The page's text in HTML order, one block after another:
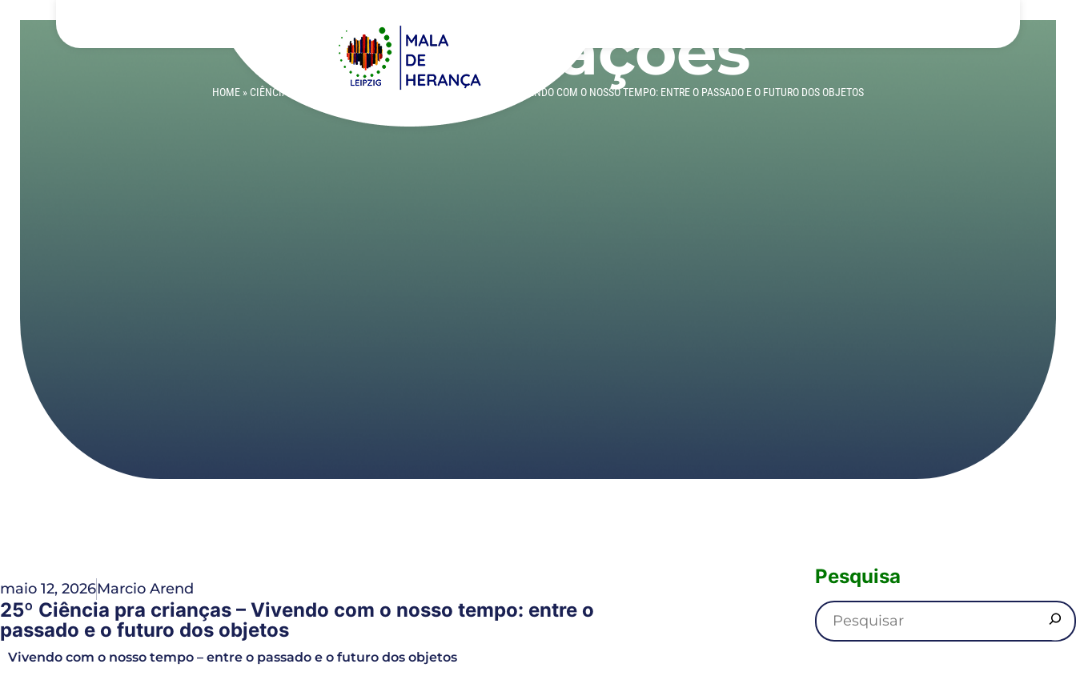
Atualizações
HOME » CIÊNCIA PARA CRIANÇAS 25º CIÊNCIA PRA CRIANÇAS – VIVENDO COM O NOSSO TEMPO: ENTRE O PASSADO E O FUTURO DOS OBJETOS
maio 12, 2026Marcio Arend
25º Ciência pra crianças – Vivendo com o nosso tempo: entre o
passado e o futuro dos objetos
Vivendo com o nosso tempo – entre o passado e o futuro dos objetos
Pesquisa